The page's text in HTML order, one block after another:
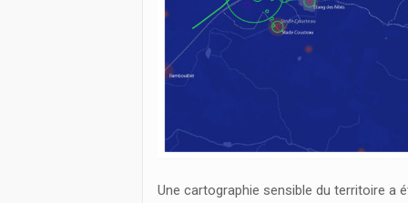
Une cartographie sensible du territoire a